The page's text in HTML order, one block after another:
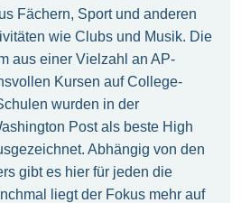
Fächern, Sport und anderen
wie Clubs und Musik. Die
aus einer Vielzahl an AP-
Kursen auf College-
wurden in der
Post als beste High
Abhängig von den
gibt es hier für jeden die
liegt der Fokus mehr auf